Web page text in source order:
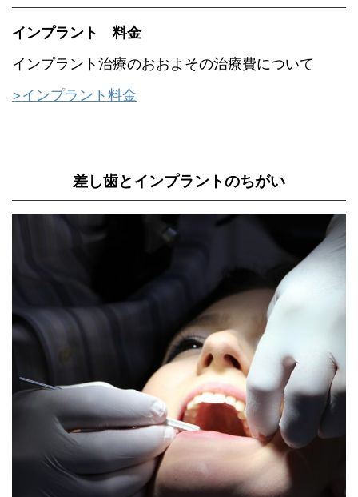
インプラント 料金
インプラント治療のおおよその治療費について
>インプラント料金
差し歯とインプラントのちがい